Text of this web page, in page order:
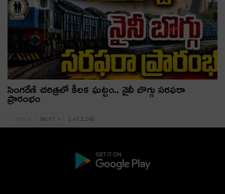
సింగరేణి చరిత్రలో కీలక ఘట్టం.. నైనీ బొగ్గు సరఫరా
ప్రారంభం
NEXT 1 of 1,143